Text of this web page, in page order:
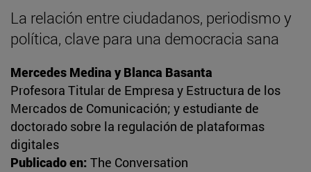
La relación entre ciudadanos, periodismo y
política, clave para una democracia sana
Mercedes Medina y Blanca Basanta
Profesora Titular de Empresa y Estructura de los
Mercados de Comunicación; y estudiante de
doctorado sobre la regulación de plataformas
digitales
Publicado en: The Conversation